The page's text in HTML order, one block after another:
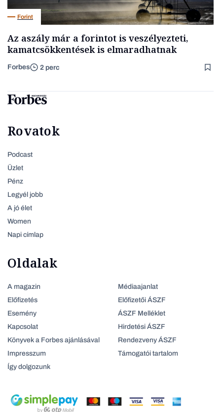
Forint
Az aszály már a forintot is veszélyezteti,
kamatcsökkentések is elmaradhatnak
Forbes 2 perc
Rovatok
Podcast
Üzlet
Pénz
Legyél jobb
A jó élet
Women
Napi címlap
Oldalak
A magazin
Előfizetés
Esemény
Kapcsolat
Könyvek a Forbes ajánlásával
Impresszum
Így dolgozunk
Médiaajanlat
Előfizetői ÁSZF
ÁSZF Melléklet
Hirdetési ÁSZF
Rendezveny ÁSZF
Támogatói tartalom